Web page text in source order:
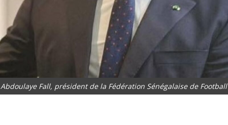
Abdoulaye Fall, président de la Fédération Sénégalaise de Football